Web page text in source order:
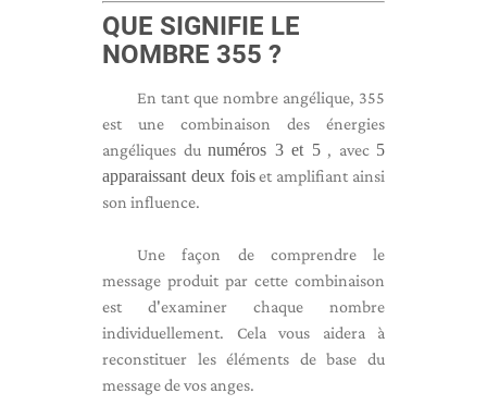
QUE SIGNIFIE LE
NOMBRE 355 ?
En tant que nombre angélique, 355
est une combinaison des énergies
angéliques du numéros 3 et 5, avec 5
apparaissant deux foiset amplifiant ainsi
son influence.
Une façon de comprendre le
message produit par cette combinaison
est d'examiner chaque nombre
individuellement. Cela vous aidera à
reconstituer les éléments de base du
message de vos anges.